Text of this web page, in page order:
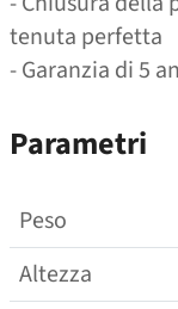
tenuta perfetta
- Garanzia di 5
Parametri
Peso
Altezza